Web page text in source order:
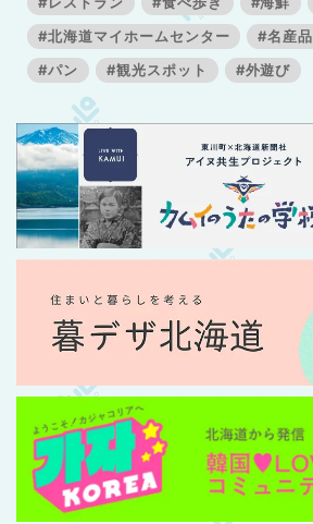
#北海道マイホームセンター
#名産品
#パン
#観光スポット #外遊び